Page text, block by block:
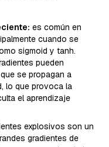
es común en
cuando se
sigmoid y tanh.
pueden
se propagan a
lo que provoca la
el aprendizaje
explosivos son un
gradientes de